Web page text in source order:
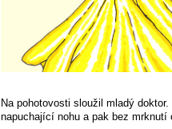
Na pohotovosti sloužil mladý
napuchající nohu a pak bez mrknutí